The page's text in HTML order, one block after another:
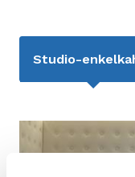
Studio-